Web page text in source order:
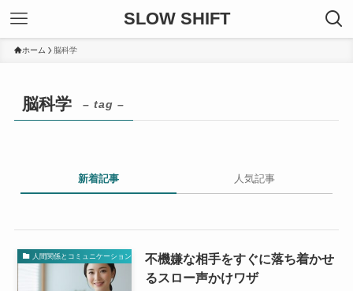
SLOW SHIFT
ホーム 脳科学
脳科学 – tag –
新着記事 人気記事
人間関係とコミュニケーション
不機嫌な相手をすぐに落ち着かせ
るスロー声かけワザ